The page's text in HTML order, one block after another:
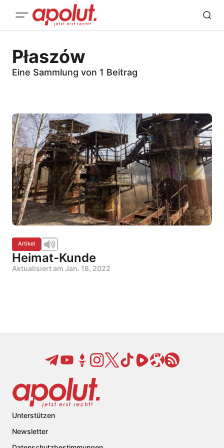
Płaszów
Eine Sammlung von 1 Beitrag
Artikel
Heimat-Kunde
Aktualisiert am Jan. 18, 2022
Unterstützen
Newsletter